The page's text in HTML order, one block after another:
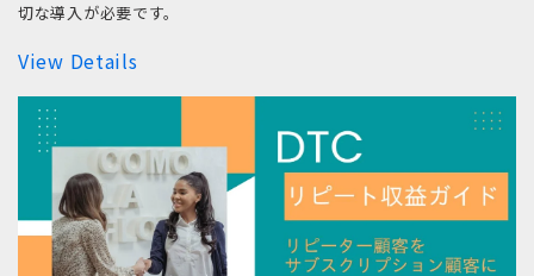
切な導入が必要です。
View Details